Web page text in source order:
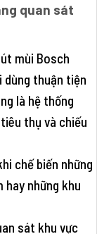
quan sát
mùi Bosch
dùng thuận tiện
là hệ thống
thụ và chiếu
chế biến những
hay những khu